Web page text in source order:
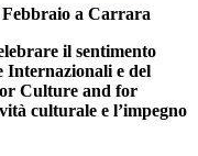
a Carrara
il sentimento
Internazionali e del
Culture and for
culturale e l’impegno